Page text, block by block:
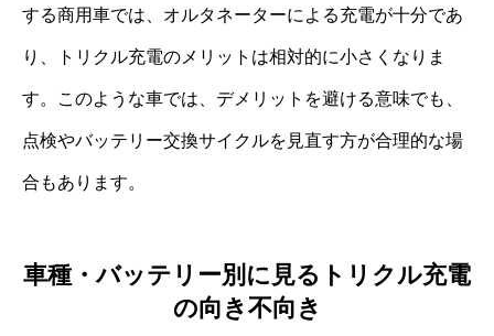
する商用車では、オルタネーターによる充電が十分であ
り、トリクル充電のメリットは相対的に小さくなりま
す。このような車では、デメリットを避ける意味でも、
点検やバッテリー交換サイクルを見直す方が合理的な場
合もあります。
車種・バッテリー別に見るトリクル充電
の向き不向き